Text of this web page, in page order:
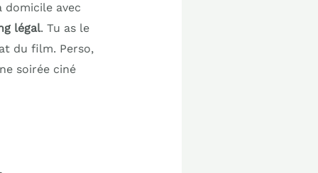
domicile avec
légal. Tu as le
du film. Perso,
soirée ciné